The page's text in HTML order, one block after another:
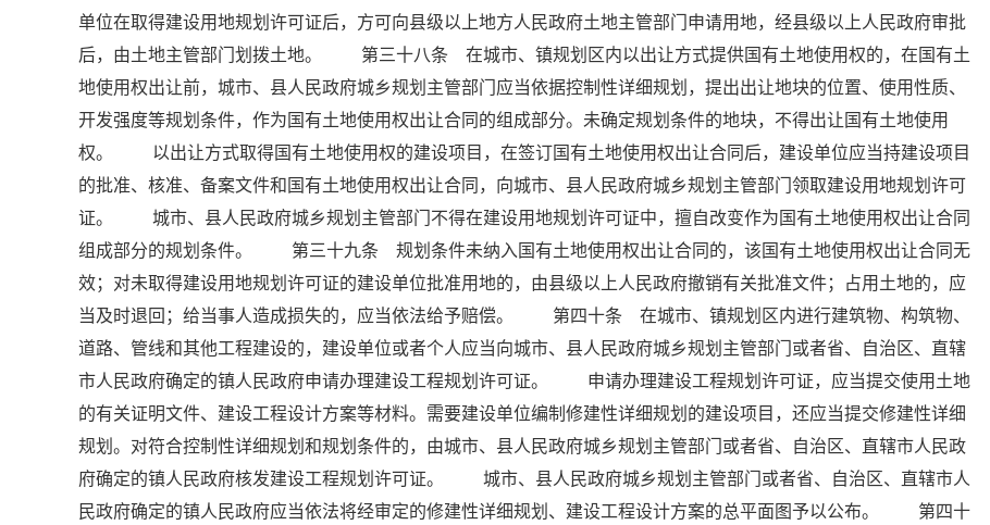
单位在取得建设用地规划许可证后，方可向县级以上地方人民政府土地主管部门申请用地，经县级以上人民政府审批
后，由土地主管部门划拨土地。 第三十八条 在城市、镇规划区内以出让方式提供国有土地使用权的，在国有土
地使用权出让前，城市、县人民政府城乡规划主管部门应当依据控制性详细规划，提出出让地块的位置、使用性质、
开发强度等规划条件，作为国有土地使用权出让合同的组成部分。未确定规划条件的地块，不得出让国有土地使用
权。 以出让方式取得国有土地使用权的建设项目，在签订国有土地使用权出让合同后，建设单位应当持建设项目
的批准、核准、备案文件和国有土地使用权出让合同，向城市、县人民政府城乡规划主管部门领取建设用地规划许可
证。 城市、县人民政府城乡规划主管部门不得在建设用地规划许可证中，擅自改变作为国有土地使用权出让合同
组成部分的规划条件。 第三十九条 规划条件未纳入国有土地使用权出让合同的，该国有土地使用权出让合同无
效；对未取得建设用地规划许可证的建设单位批准用地的，由县级以上人民政府撤销有关批准文件；占用土地的，应
当及时退回；给当事人造成损失的，应当依法给予赔偿。 第四十条 在城市、镇规划区内进行建筑物、构筑物、
道路、管线和其他工程建设的，建设单位或者个人应当向城市、县人民政府城乡规划主管部门或者省、自治区、直辖
市人民政府确定的镇人民政府申请办理建设工程规划许可证。 申请办理建设工程规划许可证，应当提交使用土地
的有关证明文件、建设工程设计方案等材料。需要建设单位编制修建性详细规划的建设项目，还应当提交修建性详细
规划。对符合控制性详细规划和规划条件的，由城市、县人民政府城乡规划主管部门或者省、自治区、直辖市人民政
府确定的镇人民政府核发建设工程规划许可证。 城市、县人民政府城乡规划主管部门或者省、自治区、直辖市人
民政府确定的镇人民政府应当依法将经审定的修建性详细规划、建设工程设计方案的总平面图予以公布。 第四十